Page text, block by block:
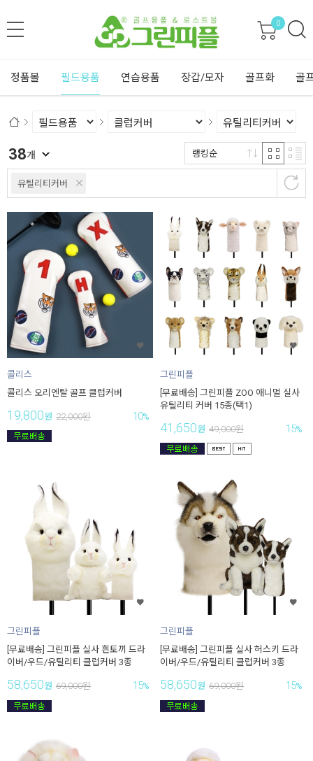
0
정품볼 필드용품 연습용품 장갑/모자 골프화 골
유틸리티커버
38개 랭킹순
콜리스
콜리스 오리엔탈 골프 클럽커버
19,800원 22,000원 10%
그린피플
[무료배송] 그린피플 ZOO 애니멀 실사
유틸리티 커버 15종(택1)
41,650원 49,000원 15%
그린피플
[무료배송] 그린피플 실사 흰토끼 드라
이버/우드/유틸리티 클럽커버 3종
58,650원 69,000원 15%
그린피플
[무료배송] 그린피플 실사 허스키 드라
이버/우드/유틸리티 클럽커버 3종
58,650원 69,000원 15%